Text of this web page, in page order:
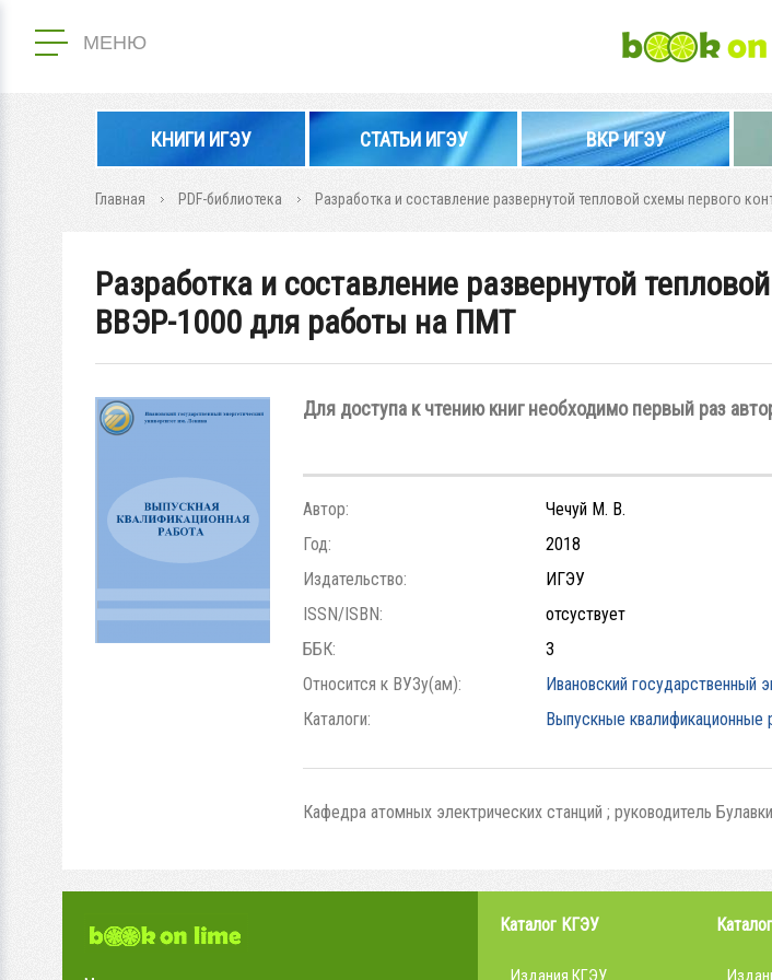
МЕНЮ
КНИГИ ИГЭУ СТАТЬИ ИГЭУ ВКР ИГЭУ
Главная PDF-библиотека Разработка и составление развернутой тепловой схемы первого
Разработка и составление развернутой
ВВЭР-1000 для работы на ПМТ
Для доступа к чтению книг необходимо первый раз
Автор:
Чечуй М. В.
Год:
2018
Издательство:
ИГЭУ
ISSN/ISBN:
отсуствует
ББК:
3
Относится к ВУЗу(ам):
Ивановский государственный
Каталоги:
Выпускные
Кафедра атомных электрических станций ; руководитель
Каталог КГЭУ
Издания КГЭУ